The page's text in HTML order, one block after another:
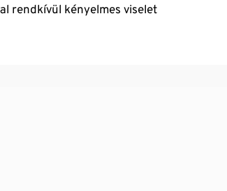
rendkívül kényelmes viselet